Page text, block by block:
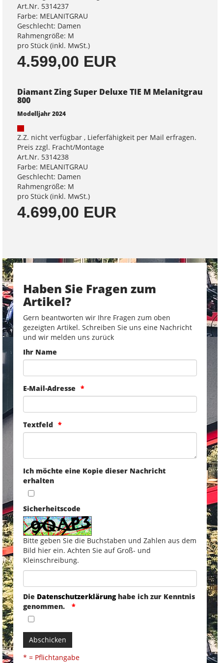
Art.Nr. 5314237
Farbe: MELANITGRAU
Geschlecht: Damen
Rahmengröße: M
pro Stück (inkl. MwSt.)
4.599,00 EUR
Diamant Zing Super Deluxe TIE M Melanitgrau
800
Modelljahr 2024
Z.Z. nicht verfügbar , Lieferfähigkeit per Mail erfragen.
Preis zzgl. Fracht/Montage
Art.Nr. 5314238
Farbe: MELANITGRAU
Geschlecht: Damen
Rahmengröße: M
pro Stück (inkl. MwSt.)
4.699,00 EUR
Haben Sie Fragen zum
Artikel?
Gern beantworten wir Ihre Fragen zum oben
gezeigten Artikel. Schreiben Sie uns eine Nachricht
und wir melden uns zurück
Ihr Name
E-Mail-Adresse
Textfeld
Ich möchte eine Kopie dieser Nachricht
erhalten
Sicherheitscode
Bitte geben Sie die Buchstaben und Zahlen aus dem
Bild hier ein. Achten Sie auf Groß- und
Kleinschreibung.
Die Datenschutzerklärunghabe ich zur Kenntnis
genommen.
Abschicken
* = Pflichtangabe